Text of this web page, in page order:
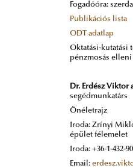
Fogadóóra:
Publikációs lista
ODT adatlap
Oktatási-kutatási
pénzmosás
Dr. Erdész Viktor
segédmunkatárs
Önéletrajz
Iroda: Zrínyi
épület félemelet
Iroda: +36-1-432-
Email: